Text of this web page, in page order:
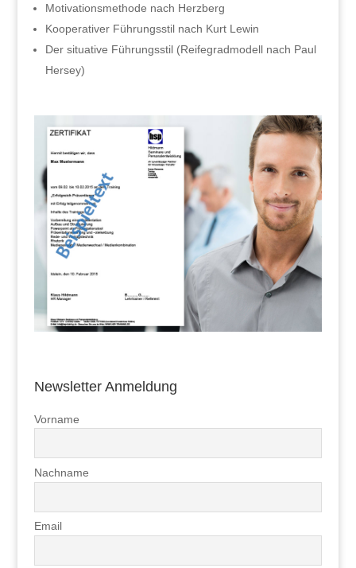
Motivationsmethode nach Herzberg
Kooperativer Führungsstil nach Kurt Lewin
Der situative Führungsstil (Reifegradmodell nach Paul
Hersey)
Newsletter Anmeldung
Vorname
Nachname
Email